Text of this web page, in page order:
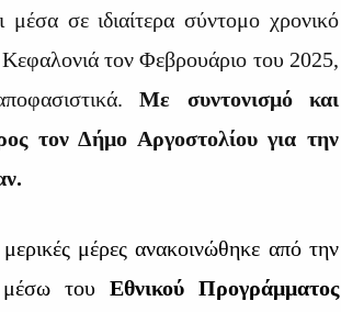
σε ιδιαίτερα σύντομο χρονικό
Κεφαλονιά τον Φεβρουάριο του 2025,
Με συντονισμό και
τον Δήμο Αργοστολίου για την
μέρες ανακοινώθηκε από την
μέσω του Εθνικού Προγράμματος